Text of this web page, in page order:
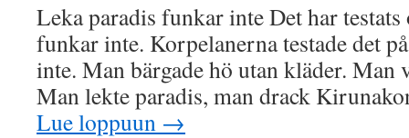
Leka paradis funkar inte Det har
funkar inte. Korpelanerna testade det
inte. Man bärgade hö utan kläder. Man
Man lekte paradis, man drack
Lue loppuun →